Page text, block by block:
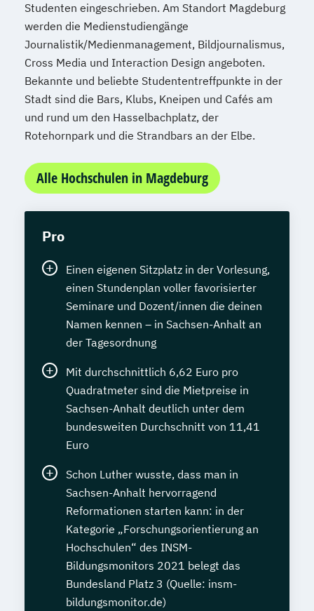
Studenten eingeschrieben. Am Standort Magdeburg
werden die Medienstudiengänge
Journalistik/Medienmanagement, Bildjournalismus,
Cross Media und Interaction Design angeboten.
Bekannte und beliebte Studententreffpunkte in der
Stadt sind die Bars, Klubs, Kneipen und Cafés am
und rund um den Hasselbachplatz, der
Rotehornpark und die Strandbars an der Elbe.
Alle Hochschulen in Magdeburg
Pro
Einen eigenen Sitzplatz in der Vorlesung,
einen Stundenplan voller favorisierter
Seminare und Dozent/innen die deinen
Namen kennen – in Sachsen-Anhalt an
der Tagesordnung
Mit durchschnittlich 6,62 Euro pro
Quadratmeter sind die Mietpreise in
Sachsen-Anhalt deutlich unter dem
bundesweiten Durchschnitt von 11,41
Euro
Schon Luther wusste, dass man in
Sachsen-Anhalt hervorragend
Reformationen starten kann: in der
Kategorie „Forschungsorientierung an
Hochschulen“ des INSM-
Bildungsmonitors 2021 belegt das
Bundesland Platz 3 (Quelle: insm-
bildungsmonitor.de)